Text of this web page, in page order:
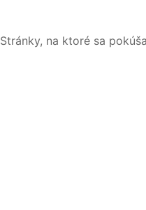
Stránky, na ktoré sa